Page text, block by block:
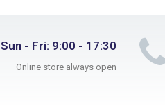
Sun - Fri: 9:00 - 17:30
Online store always open